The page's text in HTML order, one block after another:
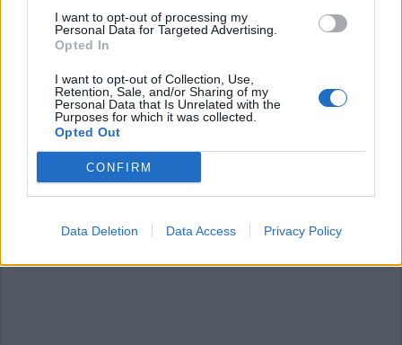
I want to opt-out of processing my
Personal Data for Targeted Advertising.
Opted In
I want to opt-out of Collection, Use,
Retention, Sale, and/or Sharing of my
Personal Data that Is Unrelated with the
Purposes for which it was collected.
Opted Out
CONFIRM
Data Deletion Data Access Privacy Policy
commento esprime il pensiero dell'autore e non rappresenta la linea editoriale
di VareseNews.it, che rimane autonoma e indipendente. I messaggi inclusi nei
commenti non sono testi giornalistici, ma post inviati dai singoli lettori che
possono essere automaticamente pubblicati senza filtro preventivo. I commenti